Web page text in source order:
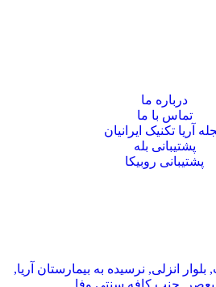
درباره ما
تماس با ما
آریا تکنیک ایرانیان
پشتیبانی بله
پشتیبانی روبیکا
انزلی, نرسیده به بیمارستان آریا,
جنب کافه سنتی وفا.